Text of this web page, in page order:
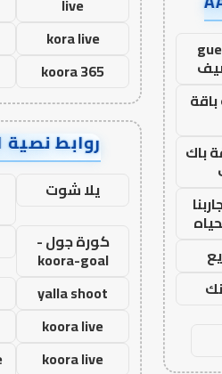
باك
kora live
koora 365
روابط نصية AA90141
يلا شوت
كورة جول -
koora-goal
yalla shoot
koora live
koora live